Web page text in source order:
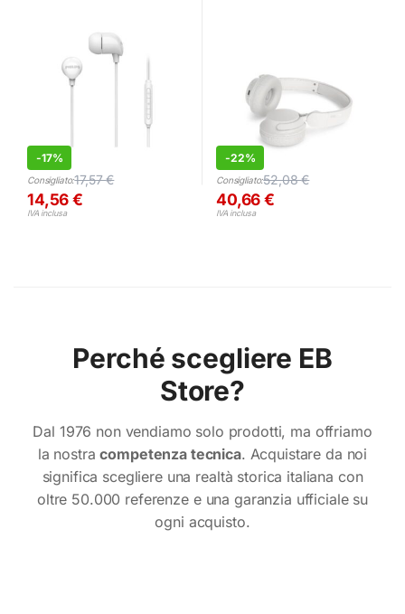
-17%
Consigliato:17,57€
14,56€
IVA inclusa
-22%
Consigliato:52,08€
40,66€
IVA inclusa
Perché scegliere EB
Store?
Dal 1976 non vendiamo solo prodotti, ma offriamo
la nostracompetenza tecnica. Acquistare da noi
significa scegliere una realtà storica italiana con
oltre 50.000 referenze e una garanzia ufficiale su
ogni acquisto.